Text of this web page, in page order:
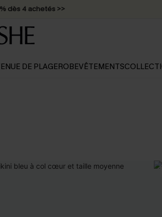
dès 4 achetés >>
DE PLAGEROBEVÊTEMENTS